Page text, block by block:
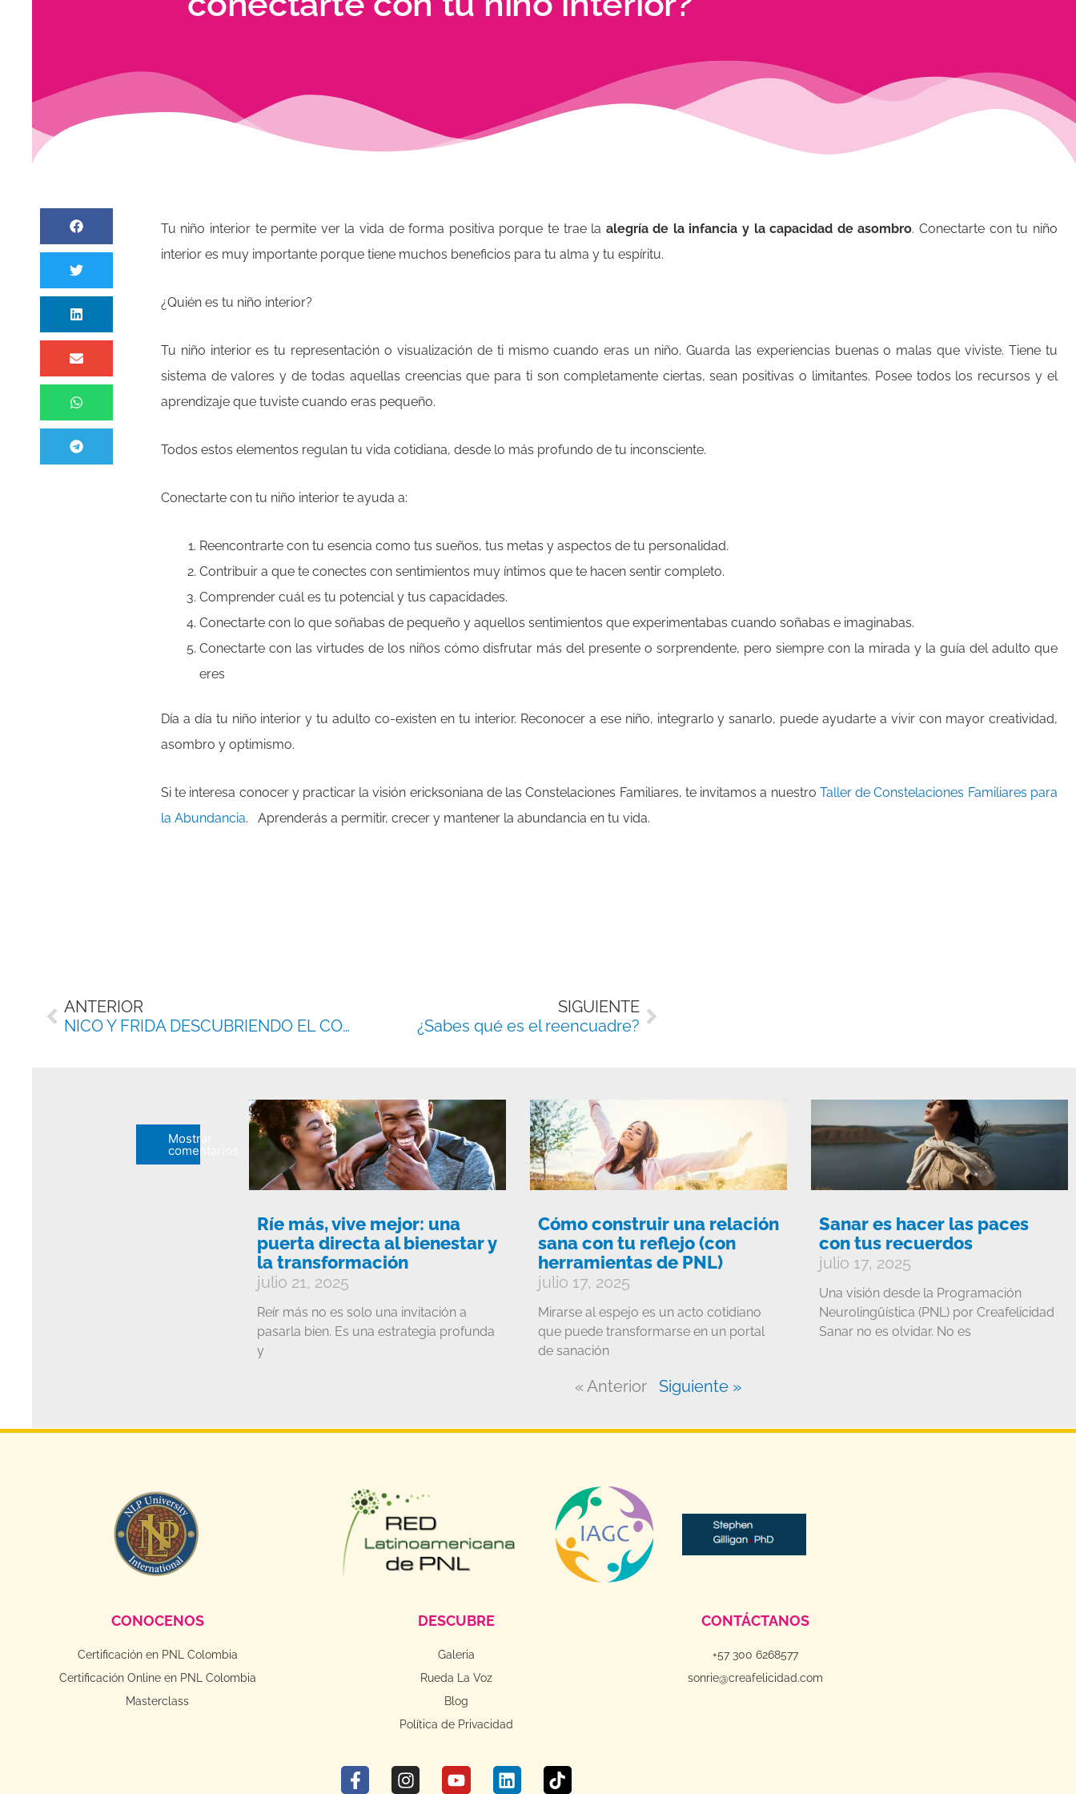
Tu niño interior te permite ver la vida de forma positiva porque te trae la alegría de la infancia y la capacidad de asombro. Conectarte con tu niño
interior es muy importante porque tiene muchos beneficios para tu alma y tu espíritu.
¿Quién es tu niño interior?
Tu niño interior es tu representación o visualización de ti mismo cuando eras un niño. Guarda las experiencias buenas o malas que viviste. Tiene tu
sistema de valores y de todas aquellas creencias que para ti son completamente ciertas, sean positivas o limitantes. Posee todos los recursos y el
aprendizaje que tuviste cuando eras pequeño.
Todos estos elementos regulan tu vida cotidiana, desde lo más profundo de tu inconsciente.
Conectarte con tu niño interior te ayuda a:
Reencontrarte con tu esencia como tus sueños, tus metas y aspectos de tu personalidad.
Contribuir a que te conectes con sentimientos muy íntimos que te hacen sentir completo.
Comprender cuál es tu potencial y tus capacidades.
Conectarte con lo que soñabas de pequeño y aquellos sentimientos que experimentabas cuando soñabas e imaginabas.
Conectarte con las virtudes de los niños cómo disfrutar más del presente o sorprendente, pero siempre con la mirada y la guía del adulto que
eres
Día a día tu niño interior y tu adulto co-existen en tu interior. Reconocer a ese niño, integrarlo y sanarlo, puede ayudarte a vivir con mayor creatividad,
asombro y optimismo.
Si te interesa conocer y practicar la visión ericksoniana de las Constelaciones Familiares, te invitamos a nuestro Taller de Constelaciones Familiares para
la Abundancia. Aprenderás a permitir, crecer y mantener la abundancia en tu vida.
AntANTERIOR
NICO Y FRIDA DESCUBRIENDO EL COROS
SIGUIENTE
¿Sabes qué es el reencuadre?
Siguiente
Mostrar
comentarios
Ríe más, vive mejor: una
puerta directa al bienestar y
la transformación
julio 21, 2025
Reír más no es solo una invitación a
pasarla bien. Es una estrategia profunda
y
Cómo construir una relación
sana con tu reflejo (con
herramientas de PNL)
julio 17, 2025
Mirarse al espejo es un acto cotidiano
que puede transformarse en un portal
de sanación
Sanar es hacer las paces
con tus recuerdos
julio 17, 2025
Una visión desde la Programación
Neurolingüística (PNL) por Creafelicidad
Sanar no es olvidar. No es
« Anterior Siguiente »
CONOCENOS
Certificación en PNL Colombia
Certificación Online en PNL Colombia
Masterclass
DESCUBRE
Galeria
Rueda La Voz
Blog
Política de Privacidad
CONTÁCTANOS
+57 300 6268577
sonrie@creafelicidad.com
F
I
Y
L
T